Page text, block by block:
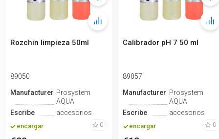
Rozchin limpieza 50ml
89050
ManufactureroProsystem
AQUA
Escribe
accesorios
encargar 0
Calibrador pH 7 50 ml
89057
ManufactureroProsystem
AQUA
Escribe
accesorios
encargar 0